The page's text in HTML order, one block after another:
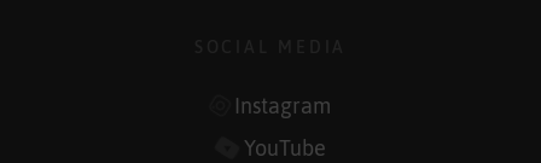
Instagram
YouTube